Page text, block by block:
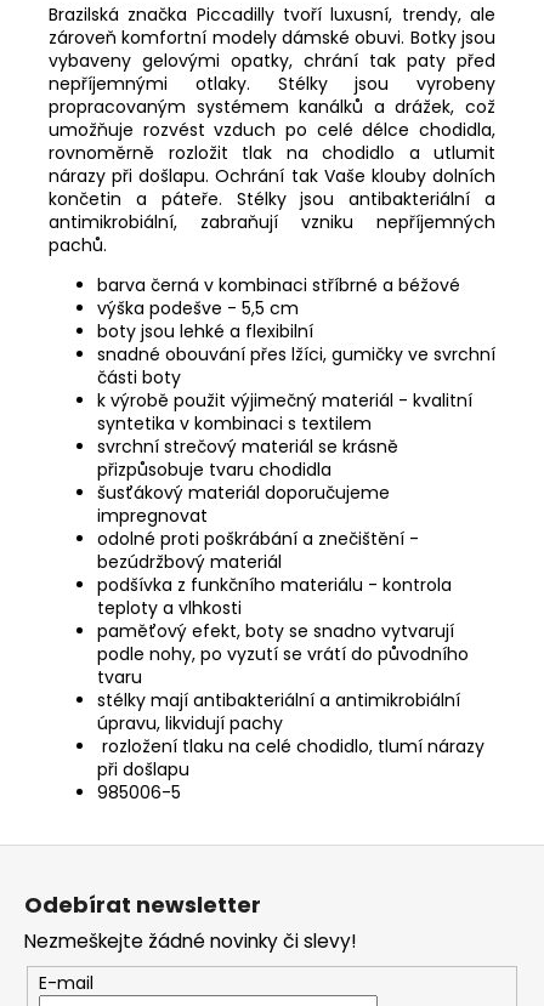
Brazilská značka Piccadilly tvoří luxusní, trendy, ale
zároveň komfortní modely dámské obuvi. Botky jsou
vybaveny gelovými opatky, chrání tak paty před
nepříjemnými otlaky. Stélky jsou vyrobeny
propracovaným systémem kanálků a drážek, což
umožňuje rozvést vzduch po celé délce chodidla,
rovnoměrně rozložit tlak na chodidlo a utlumit
nárazy při došlapu. Ochrání tak Vaše klouby dolních
končetin a páteře. Stélky jsou antibakteriální a
antimikrobiální, zabraňují vzniku nepříjemných
pachů.
barva černá v kombinaci stříbrné a béžové
výška podešve - 5,5 cm
boty jsou lehké a flexibilní
snadné obouvání přes lžíci, gumičky ve svrchní
části boty
k výrobě použit výjimečný materiál - kvalitní
syntetika v kombinaci s textilem
svrchní strečový materiál se krásně
přizpůsobuje tvaru chodidla
šusťákový materiál doporučujeme
impregnovat
odolné proti poškrábání a znečištění -
bezúdržbový materiál
podšívka z funkčního materiálu - kontrola
teploty a vlhkosti
paměťový efekt, boty se snadno vytvarují
podle nohy, po vyzutí se vrátí do původního
tvaru
stélky mají antibakteriální a antimikrobiální
úpravu, likvidují pachy
rozložení tlaku na celé chodidlo, tlumí nárazy
při došlapu
985006-5
Z
Odebírat newsletter
Nezmeškejte žádné novinky či slevy!
E-mail